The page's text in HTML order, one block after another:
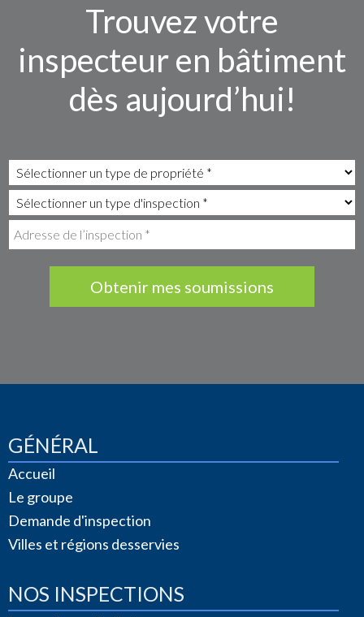
Trouvez votre
inspecteur en bâtiment
dès aujourd’hui!
Obtenir mes soumissions
GÉNÉRAL
Accueil
Le groupe
Demande d'inspection
Villes et régions desservies
NOS INSPECTIONS